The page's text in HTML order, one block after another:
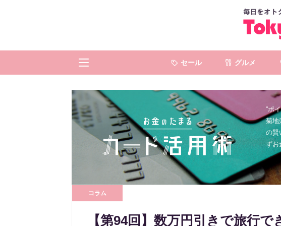
セール グルメ
“ポ
菊地
の賢
ずお
コラム
【第94回】数万円引きで旅行